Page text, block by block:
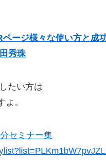
ージ様々な使い方と成
秀珠
たい方は
。
セミナー集